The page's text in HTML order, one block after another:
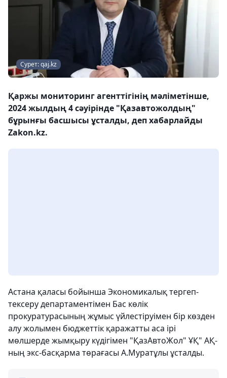
Сурет: qaj.kz
Қаржы мониторинг агенттігінің мәліметінше,
2024 жылдың 4 сәуірінде "Қазавтожолдың"
бұрынғы басшысы ұсталды, деп хабарлайды
Zakon.kz.
Астана қаласы бойынша Экономикалық тергеп-
тексеру департаментімен Бас көлік
прокуратурасының жұмыс үйлестіруімен бір көзден
алу жолымен бюджеттік қаражатты аса ірі
мөлшерде жымқыру күдігімен "ҚазАвтоЖол" ҰҚ" АҚ-
ның экс-басқарма төрағасы А.Муратұлы ұсталды.